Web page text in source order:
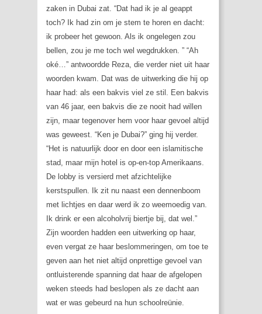
zaken in Dubai zat. “Dat had ik je al geappt
toch? Ik had zin om je stem te horen en dacht:
ik probeer het gewoon. Als ik ongelegen zou
bellen, zou je me toch wel wegdrukken. ” “Ah
oké…” antwoordde Reza, die verder niet uit haar
woorden kwam. Dat was de uitwerking die hij op
haar had: als een bakvis viel ze stil. Een bakvis
van 46 jaar, een bakvis die ze nooit had willen
zijn, maar tegenover hem voor haar gevoel altijd
was geweest. “Ken je Dubai?” ging hij verder.
“Het is natuurlijk door en door een islamitische
stad, maar mijn hotel is op-en-top Amerikaans.
De lobby is versierd met afzichtelijke
kerstspullen. Ik zit nu naast een dennenboom
met lichtjes en daar werd ik zo weemoedig van.
Ik drink er een alcoholvrij biertje bij, dat wel.”
Zijn woorden hadden een uitwerking op haar,
even vergat ze haar beslommeringen, om toe te
geven aan het niet altijd onprettige gevoel van
ontluisterende spanning dat haar de afgelopen
weken steeds had beslopen als ze dacht aan
wat er was gebeurd na hun schoolreünie.